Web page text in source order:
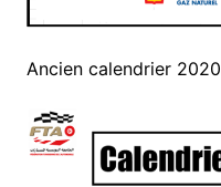
Ancien calendrier 2020